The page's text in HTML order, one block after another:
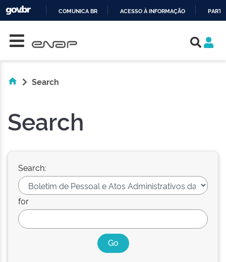
COMUNICA BR ACESSO À INFORMAÇÃO
Search
Search
Search:
for